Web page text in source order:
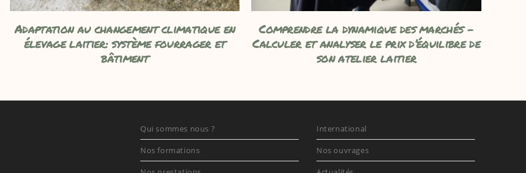
Adaptation au changement climatique en
élevage laitier: système fourrager et
bâtiment
Comprendre la dynamique des marchés –
Calculer et analyser le prix d’équilibre de
son atelier laitier
Qui sommes nous ?
Nos formations
International
Nos ouvrages